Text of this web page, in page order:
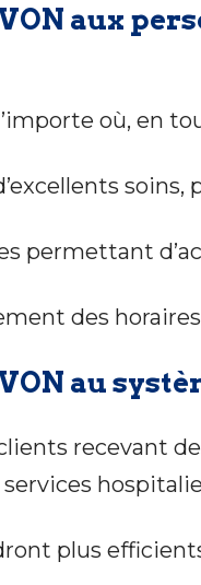
aux
où, en
permettant
des
au
recevant
plus